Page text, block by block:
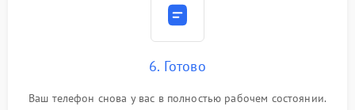
6. Готово
Ваш телефон снова у вас в полностью рабочем состоянии.